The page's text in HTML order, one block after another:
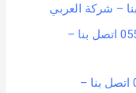
شركة مكافحة حشرات بحائل – 0551154864 اتصل بنا –
فك وتركيب مكيفات بحائل – 0551154864 اتصل بنا –